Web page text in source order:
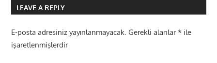
LEAVE A REPLY
E-posta adresiniz yayınlanmayacak. Gerekli alanlar*ile
işaretlenmişlerdir